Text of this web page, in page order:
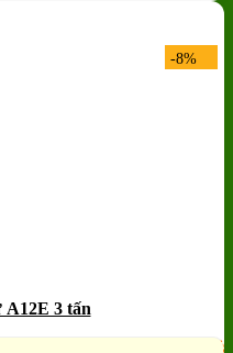
-8%
A12E 3 tấn